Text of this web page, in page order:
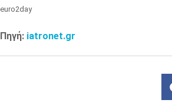
euro2day
Πηγή: iatronet.gr